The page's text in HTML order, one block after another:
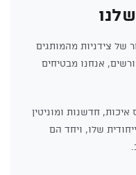
של צידניות מהמותגים
אנחנו מבטיחים
חדשנות ומוניטין
שלו, ויחד הם